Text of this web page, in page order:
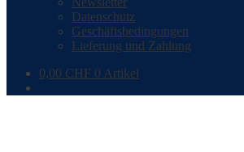
Datenschutz
Geschäftsbedingungen
Lieferung und Zahlung
0,00 CHF 0 Artikel